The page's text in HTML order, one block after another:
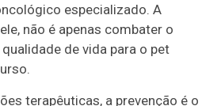
especializado. A
não é apenas combater o
de vida para o pet
terapêuticas, a prevenção é o